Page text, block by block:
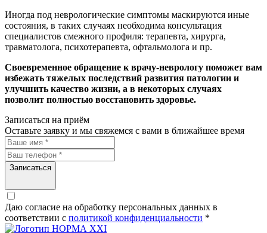
Иногда под неврологические симптомы маскируются иные
состояния, в таких случаях необходима консультация
специалистов смежного профиля: терапевта, хирурга,
травматолога, психотерапевта, офтальмолога и пр.
Своевременное обращение к врачу-неврологу поможет вам
избежать тяжелых последствий развития патологии и
улучшить качество жизни, а в некоторых случаях
позволит полностью восстановить здоровье.
Записаться на приём
Оставьте заявку и мы свяжемся с вами в ближайшее время
Записаться
Даю согласие на обработку персональных данных в
соответствии c политикой конфиденциальности *